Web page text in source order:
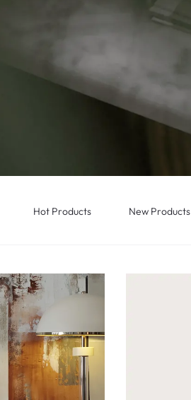
Hot Products New Products